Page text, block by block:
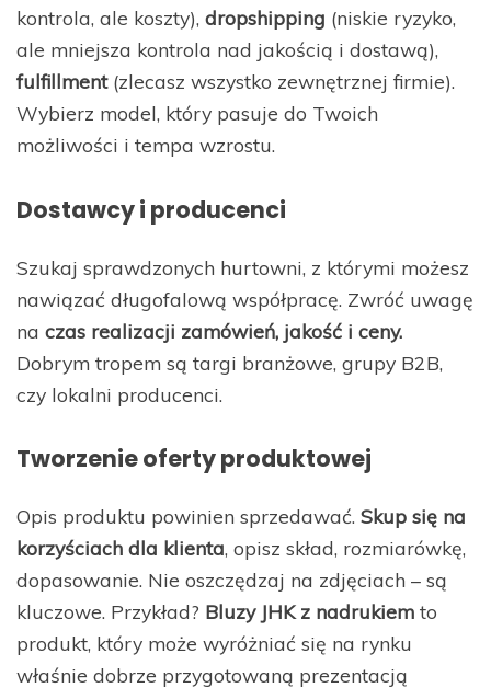
kontrola, ale koszty), dropshipping (niskie ryzyko,
ale mniejsza kontrola nad jakością i dostawą),
fulfillment(zlecasz wszystko zewnętrznej firmie).
Wybierz model, który pasuje do Twoich
możliwości i tempa wzrostu.
Dostawcy i producenci
Szukaj sprawdzonych hurtowni, z którymi możesz
nawiązać długofalową współpracę. Zwróć uwagę
na czas realizacji zamówień, jakość i ceny.
Dobrym tropem są targi branżowe, grupy B2B,
czy lokalni producenci.
Tworzenie oferty produktowej
Opis produktu powinien sprzedawać. Skup się na
korzyściach dla klienta, opisz skład, rozmiarówkę,
dopasowanie. Nie oszczędzaj na zdjęciach – są
kluczowe. Przykład? Bluzy JHK z nadrukiem to
produkt, który może wyróżniać się na rynku
właśnie dobrze przygotowaną prezentacją